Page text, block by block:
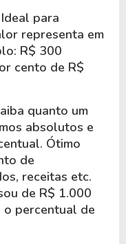
para
representa em
R$ 300
cento de R$
quanto um
absolutos e
Ótimo
de
receitas etc.
de R$ 1.000
percentual de